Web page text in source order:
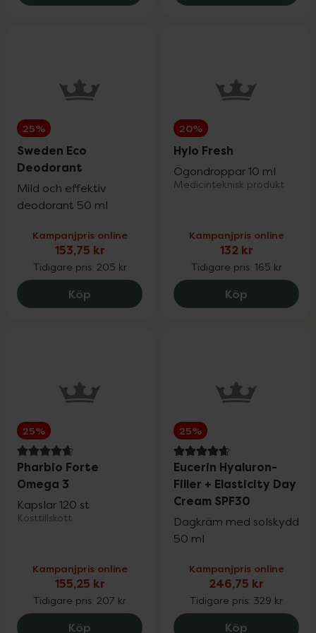
25%
Sweden Eco
Deodorant
Mild och effektiv
deodorant 50 ml
Kampanjpris online
153,75 kr
Tidigare pris: 205 kr
Köp Sweden Eco Deodorant, 153.75 kr.
20%
Hylo Fresh
Ögondroppar 10 ml
Medicinteknisk produkt
Kampanjpris online
132 kr
Tidigare pris: 165 kr
Köp Hylo Fresh,
25%
4.7 av 5 i omdöme
Pharbio Forte
Omega 3
Kapslar 120 st
Kosttillskott
Kampanjpris online
155,25 kr
Tidigare pris: 207 kr
Köp Pharbio Forte Omega 3, 155.25 kr.
25%
4.7 av 5 i omdöme
Eucerin Hyaluron-
Filler + Elasticity Day
Cream SPF30
Dagkräm med solskydd
50 ml
Kampanjpris online
246,75 kr
Tidigare pris: 329 kr
Köp Eucerin